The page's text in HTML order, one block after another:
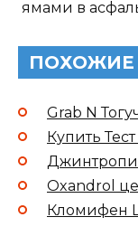
ямами в
ПОХОЖИЕ
Grab N
Купить
Oxandrol
Кломифен